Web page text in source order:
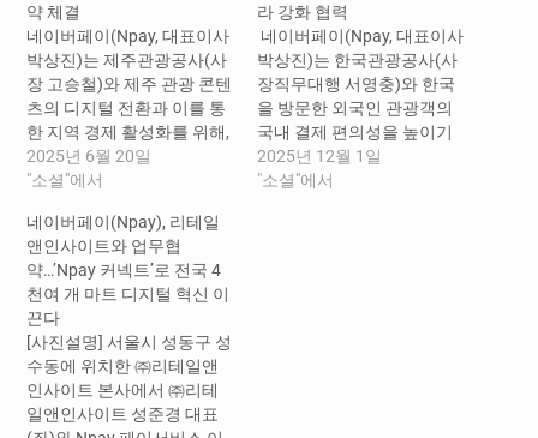
약 체결
네이버페이(Npay, 대표이사
박상진)는 제주관광공사(사
장 고승철)와 제주 관광 콘텐
츠의 디지털 전환과 이를 통
한 지역 경제 활성화를 위해,
‘제주 NFT 디지털관광증 확
산 및 디지털 관광 생태계 조
했다고 20일 밝혔다. ​ 양측은
이번 협약을 통해 오는 9월
NFT를 기반으로 한 제주 디
지털관광증인 ‘나우다
(NOWDA)’ 발급을 추진한다.
이를 통해 제주 관광객과 지
역…
2025년 6월 20일
"소셜"에서
라 강화 협력
​ 네이버페이(Npay, 대표이사
박상진)는 한국관광공사(사
장직무대행 서영충)와 한국
을 방문한 외국인 관광객의
국내 결제 편의성을 높이기
위한 업무협약을 체결했다
고 1일 밝혔다. ​ 이번 협약을
2025년 12월 1일
"소셜"에서
네이버페이(Npay), 리테일
앤인사이트와 업무협
약…’Npay 커넥트’로 전국 4
천여 개 마트 디지털 혁신 이
끈다
[사진설명] 서울시 성동구 성
수동에 위치한 ㈜리테일앤
인사이트 본사에서 ㈜리테
일앤인사이트 성준경 대표